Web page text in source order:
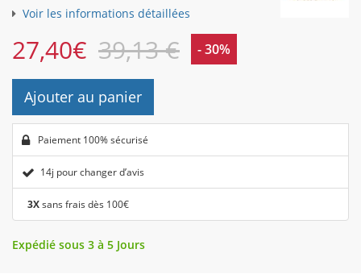
Voir les informations détaillées
27,40€ 39,13 € - 30%
Ajouter au panier
Paiement 100% sécurisé
14j pour changer d’avis
3Xsans frais dès 100€
Expédié sous 3 à 5 Jours